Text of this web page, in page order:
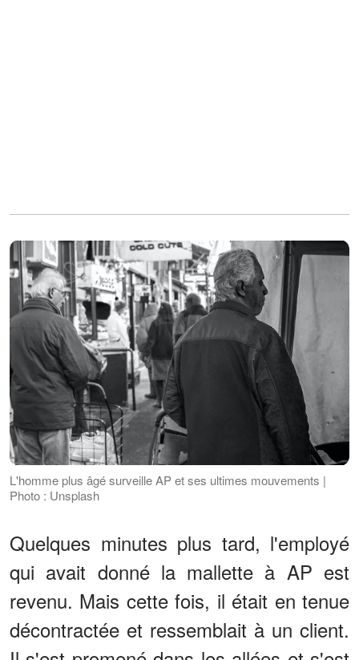
L'homme plus âgé surveille AP et ses ultimes mouvements |
Photo : Unsplash
Quelques minutes plus tard, l'employé
qui avait donné la mallette à AP est
revenu. Mais cette fois, il était en tenue
décontractée et ressemblait à un client.